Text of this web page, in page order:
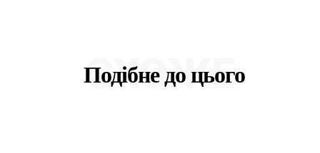
Подібне до цього
СХОЖЕ